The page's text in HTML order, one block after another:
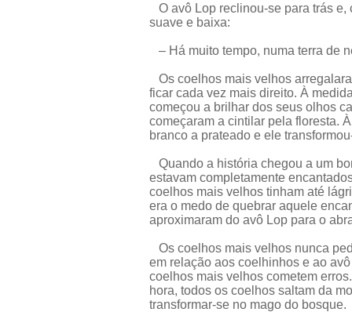
O avô Lop reclinou-se para trás e,
suave e baixa:
– Há muito tempo, numa terra de
Os coelhos mais velhos
ficar cada vez mais direito. À
começou a brilhar dos seus olhos
começaram a cintilar pela floresta.
branco a prateado e ele
Quando a história chegou a um
estavam completamente
coelhos mais velhos tinham até
era o medo de quebrar aquele
aproximaram do avô Lop para o
Os coelhos mais velhos nunca
em relação aos coelhinhos e ao
coelhos mais velhos cometem
hora, todos os coelhos saltam da
transformar-se no mago do bosque.